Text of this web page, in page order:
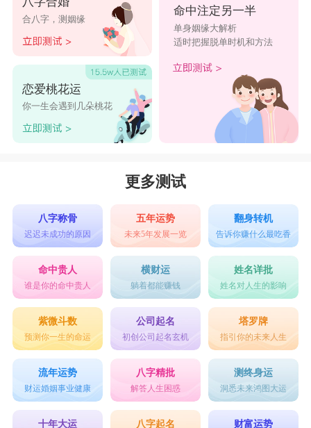
合八字，测姻缘
恋爱桃花运
你一生会遇到几朵桃花
命中注定另一半
单身姻缘大解析
适时把握脱单时机和方法
更多测试
八字称骨
迟迟未成功的原因
五年运势
未来5年发展一览
翻身转机
告诉你赚什么最吃香
命中贵人
谁是你的命中贵人
横财运
躺着都能赚钱
姓名详批
姓名对人生的影响
紫微斗数
预测你一生的命运
公司起名
初创公司起名玄机
塔罗牌
指引你的未来人生
流年运势
财运婚姻事业健康
八字精批
解答人生困惑
测终身运
洞悉未来鸿图大运
十年大运 八字起名 财富运势